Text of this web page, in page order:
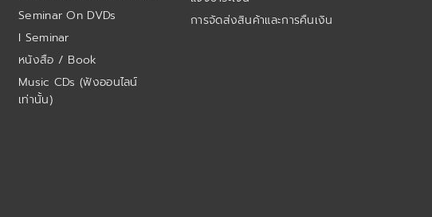
Seminar On DVDs
I Seminar
หนังสือ / Book
Music CDs (ฟังออนไลน์
เท่านั้น)
การจัดส่งสินค้าและการคืนเงิน